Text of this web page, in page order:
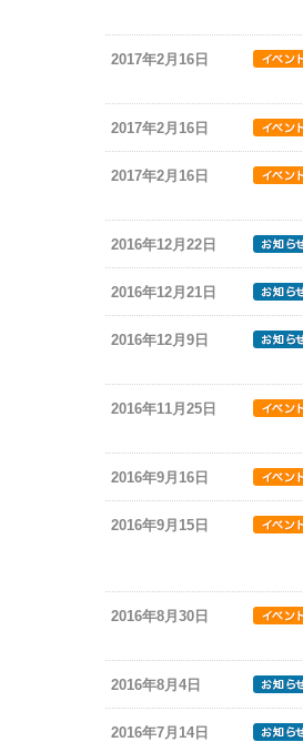
2017年2月16日
2017年2月16日
2017年2月16日
2016年12月22日
2016年12月21日
2016年12月9日
2016年11月25日
2016年9月16日
2016年9月15日
2016年8月30日
2016年8月4日
2016年7月14日